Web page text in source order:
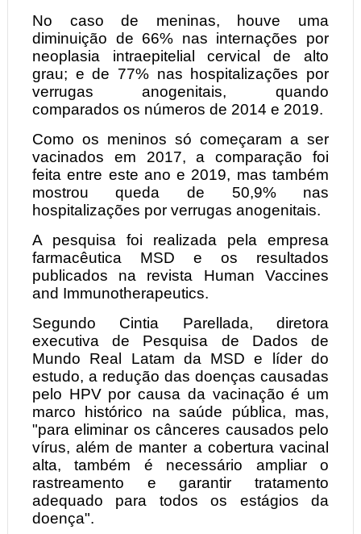
No caso de meninas, houve uma
diminuição de 66% nas internações por
neoplasia intraepitelial cervical de alto
grau; e de 77% nas hospitalizações por
verrugas anogenitais, quando
comparados os números de 2014 e 2019.
Como os meninos só começaram a ser
vacinados em 2017, a comparação foi
feita entre este ano e 2019, mas também
mostrou queda de 50,9% nas
hospitalizações por verrugas anogenitais.
A pesquisa foi realizada pela empresa
farmacêutica MSD e os resultados
publicados na revista Human Vaccines
and Immunotherapeutics.
Segundo Cintia Parellada, diretora
executiva de Pesquisa de Dados de
Mundo Real Latam da MSD e líder do
estudo, a redução das doenças causadas
pelo HPV por causa da vacinação é um
marco histórico na saúde pública, mas,
"para eliminar os cânceres causados pelo
vírus, além de manter a cobertura vacinal
alta, também é necessário ampliar o
rastreamento e garantir tratamento
adequado para todos os estágios da
doença".